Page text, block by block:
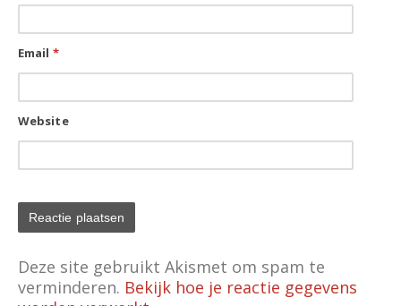
Email *
Website
Deze site gebruikt Akismet om spam te
verminderen. Bekijk hoe je reactie gegevens